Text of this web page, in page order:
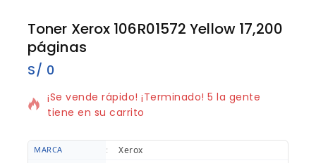
Toner Xerox 106R01572 Yellow 17,200
páginas
S/ 0
4 productos vendidos en los últimos 5 horas
¡Se vende rápido! ¡Terminado! 5 la gente
tiene en su carrito
MARCA : Xerox